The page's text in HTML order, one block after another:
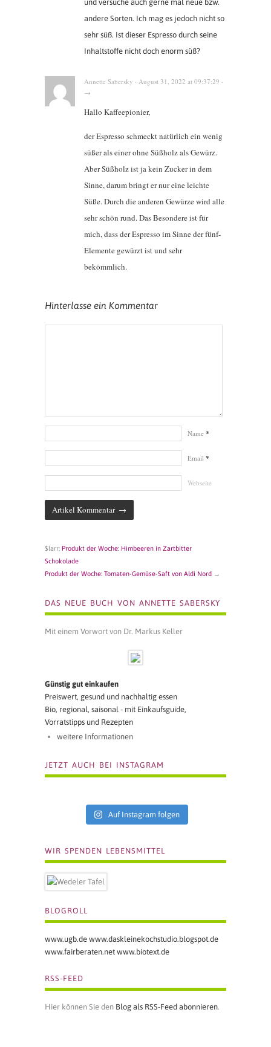
und versuche auch gerne mal neue bzw.
andere Sorten. Ich mag es jedoch nicht so
sehr süß. Ist dieser Espresso durch seine
Inhaltstoffe nicht doch enorm süß?
Annette Sabersky · August 31, 2022 at 09:37:29 ·
→
Hallo Kaffeepionier,
der Espresso schmeckt natürlich ein wenig
süßer als einer ohne Süßholz als Gewürz.
Aber Süßholz ist ja kein Zucker in dem
Sinne, darum bringt er nur eine leichte
Süße. Durch die anderen Gewürze wird alle
sehr schön rund. Das Besondere ist für
mich, dass der Espresso im Sinne der fünf-
Elemente gewürzt ist und sehr
bekömmlich.
Hinterlasse ein Kommentar
Name *
Email *
Webseite
$larr; Produkt der Woche: Himbeeren in Zartbitter
Schokolade
Produkt der Woche: Tomaten-Gemüse-Saft von Aldi Nord →
DAS NEUE BUCH VON ANNETTE SABERSKY
Mit einem Vorwort von Dr. Markus Keller
Günstig gut einkaufen
Preiswert, gesund und nachhaltig essen
Bio, regional, saisonal - mit Einkaufsguide,
Vorratstipps und Rezepten
weitere Informationen
JETZT AUCH BEI INSTAGRAM
Auf Instagram folgen
WIR SPENDEN LEBENSMITTEL
BLOGROLL
www.ugb.de www.daskleinekochstudio.blogspot.de
www.fairberaten.net www.biotext.de
RSS-FEED
Hier können Sie den Blog als RSS-Feed abonnieren.